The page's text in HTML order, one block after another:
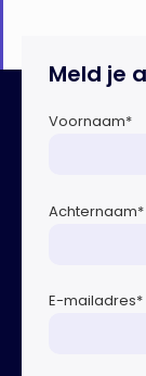
Meld je
Voornaam*
Achternaam*
E-mailadres*